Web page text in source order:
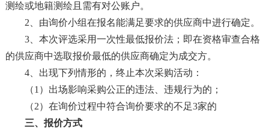
测绘或地籍测绘且需有对公账户。
2、由询价小组在报名能满足要求的供应商中进行确定。
3、本次评选采用一次性最低报价法；即在资格审查合格
的供应商中选取报价最低的供应商确定为成交方。
4、出现下列情形的，终止本次采购活动：
（1）出场影响采购公正的违法、违规行为的；
（2）在询价过程中符合询价要求的不足3家的
三、报价方式